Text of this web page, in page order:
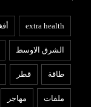
extra health
الشرق الاوسط
طاقة قطر
ملفات مهاجر